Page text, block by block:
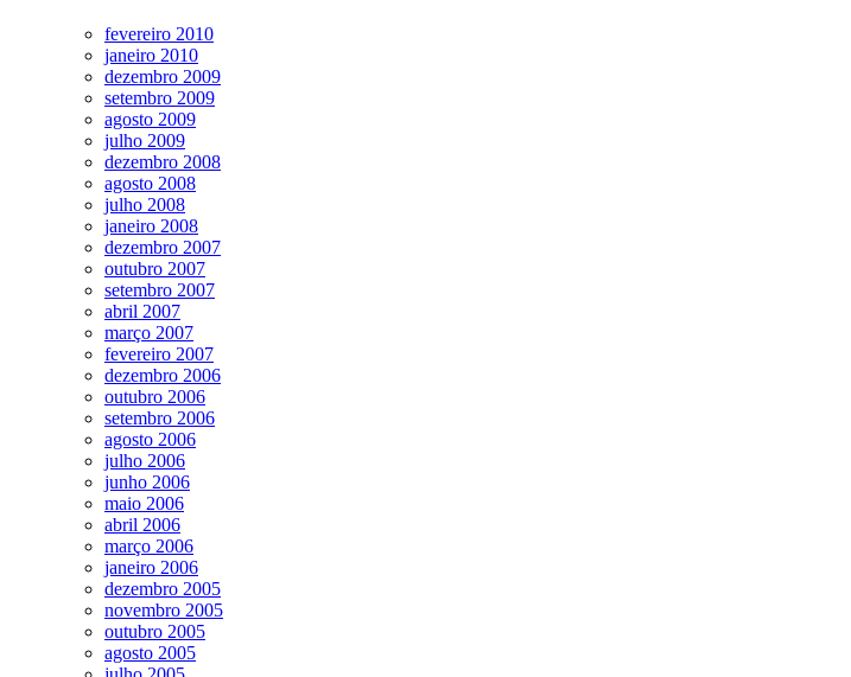
fevereiro 2010
janeiro 2010
dezembro 2009
setembro 2009
agosto 2009
julho 2009
dezembro 2008
agosto 2008
julho 2008
janeiro 2008
dezembro 2007
outubro 2007
setembro 2007
abril 2007
março 2007
fevereiro 2007
dezembro 2006
outubro 2006
setembro 2006
agosto 2006
julho 2006
junho 2006
maio 2006
abril 2006
março 2006
janeiro 2006
dezembro 2005
novembro 2005
outubro 2005
agosto 2005